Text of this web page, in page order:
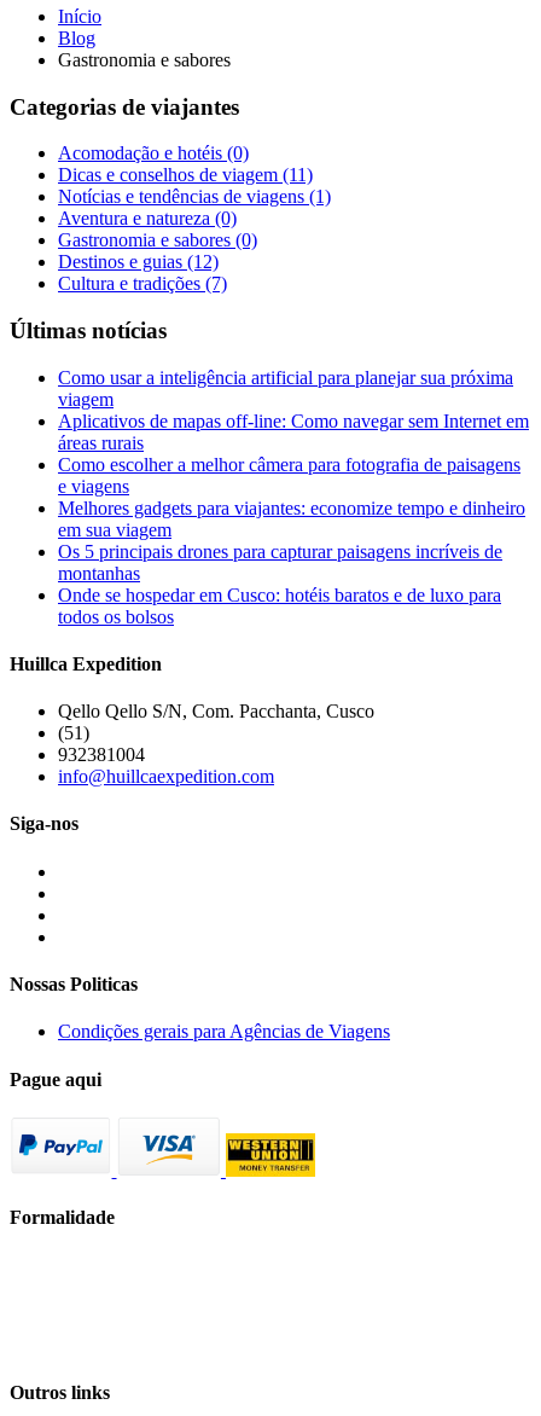
Início
Blog
Gastronomia e sabores
Categorias de viajantes
Acomodação e hotéis (0)
Dicas e conselhos de viagem (11)
Notícias e tendências de viagens (1)
Aventura e natureza (0)
Gastronomia e sabores (0)
Destinos e guias (12)
Cultura e tradições (7)
Últimas notícias
Como usar a inteligência artificial para planejar sua próxima
viagem
Aplicativos de mapas off-line: Como navegar sem Internet em
áreas rurais
Como escolher a melhor câmera para fotografia de paisagens
e viagens
Melhores gadgets para viajantes: economize tempo e dinheiro
em sua viagem
Os 5 principais drones para capturar paisagens incríveis de
montanhas
Onde se hospedar em Cusco: hotéis baratos e de luxo para
todos os bolsos
Huillca Expedition
Qello Qello S/N, Com. Pacchanta, Cusco
(51)
932381004
info@huillcaexpedition.com
Siga-nos
Nossas Politicas
Condições gerais para Agências de Viagens
Pague aqui
Formalidade
Outros links